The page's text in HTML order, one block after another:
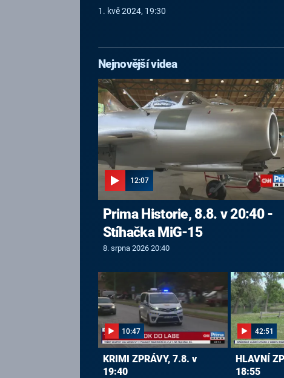
1. kvě 2024, 19:30
Nejnovější videa
12:07
Prima Historie, 8.8. v 20:40 -
Stíhačka MiG-15
8. srpna 2026 20:40
10:47
KRIMI ZPRÁVY, 7.8. v
19:40
42:51
HLAVNÍ
18:55